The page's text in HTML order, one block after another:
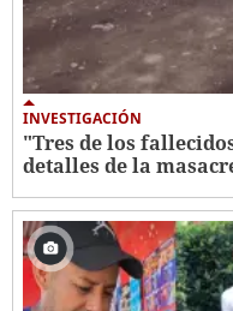
INVESTIGACIÓN
"Tres de los
detalles de la